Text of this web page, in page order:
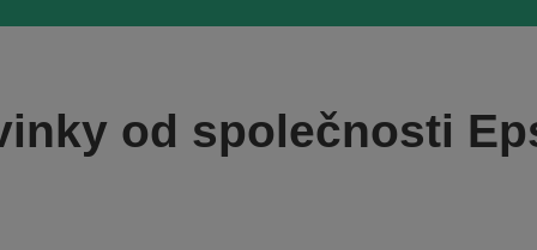
od společnosti